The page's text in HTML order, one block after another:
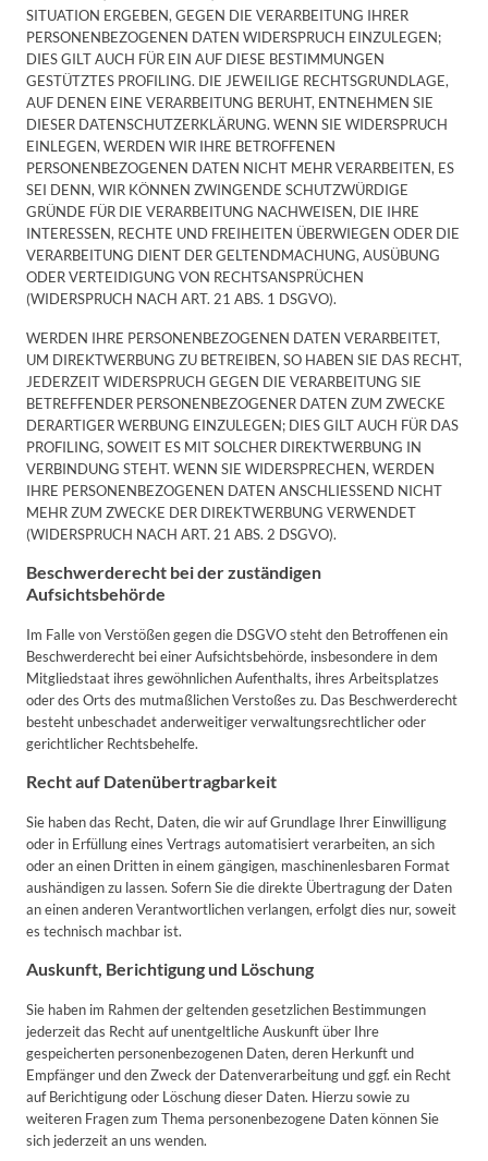
SITUATION ERGEBEN, GEGEN DIE VERARBEITUNG IHRER
PERSONENBEZOGENEN DATEN WIDERSPRUCH EINZULEGEN;
DIES GILT AUCH FÜR EIN AUF DIESE BESTIMMUNGEN
GESTÜTZTES PROFILING. DIE JEWEILIGE RECHTSGRUNDLAGE,
AUF DENEN EINE VERARBEITUNG BERUHT, ENTNEHMEN SIE
DIESER DATENSCHUTZERKLÄRUNG. WENN SIE WIDERSPRUCH
EINLEGEN, WERDEN WIR IHRE BETROFFENEN
PERSONENBEZOGENEN DATEN NICHT MEHR VERARBEITEN, ES
SEI DENN, WIR KÖNNEN ZWINGENDE SCHUTZWÜRDIGE
GRÜNDE FÜR DIE VERARBEITUNG NACHWEISEN, DIE IHRE
INTERESSEN, RECHTE UND FREIHEITEN ÜBERWIEGEN ODER DIE
VERARBEITUNG DIENT DER GELTENDMACHUNG, AUSÜBUNG
ODER VERTEIDIGUNG VON RECHTSANSPRÜCHEN
(WIDERSPRUCH NACH ART. 21 ABS. 1 DSGVO).
WERDEN IHRE PERSONENBEZOGENEN DATEN VERARBEITET,
UM DIREKTWERBUNG ZU BETREIBEN, SO HABEN SIE DAS RECHT,
JEDERZEIT WIDERSPRUCH GEGEN DIE VERARBEITUNG SIE
BETREFFENDER PERSONENBEZOGENER DATEN ZUM ZWECKE
DERARTIGER WERBUNG EINZULEGEN; DIES GILT AUCH FÜR DAS
PROFILING, SOWEIT ES MIT SOLCHER DIREKTWERBUNG IN
VERBINDUNG STEHT. WENN SIE WIDERSPRECHEN, WERDEN
IHRE PERSONENBEZOGENEN DATEN ANSCHLIESSEND NICHT
MEHR ZUM ZWECKE DER DIREKTWERBUNG VERWENDET
(WIDERSPRUCH NACH ART. 21 ABS. 2 DSGVO).
Beschwerderecht bei der zuständigen
Aufsichtsbehörde
Im Falle von Verstößen gegen die DSGVO steht den Betroffenen ein
Beschwerderecht bei einer Aufsichtsbehörde, insbesondere in dem
Mitgliedstaat ihres gewöhnlichen Aufenthalts, ihres Arbeitsplatzes
oder des Orts des mutmaßlichen Verstoßes zu. Das Beschwerderecht
besteht unbeschadet anderweitiger verwaltungsrechtlicher oder
gerichtlicher Rechtsbehelfe.
Recht auf Datenübertragbarkeit
Sie haben das Recht, Daten, die wir auf Grundlage Ihrer Einwilligung
oder in Erfüllung eines Vertrags automatisiert verarbeiten, an sich
oder an einen Dritten in einem gängigen, maschinenlesbaren Format
aushändigen zu lassen. Sofern Sie die direkte Übertragung der Daten
an einen anderen Verantwortlichen verlangen, erfolgt dies nur, soweit
es technisch machbar ist.
Auskunft, Berichtigung und Löschung
Sie haben im Rahmen der geltenden gesetzlichen Bestimmungen
jederzeit das Recht auf unentgeltliche Auskunft über Ihre
gespeicherten personenbezogenen Daten, deren Herkunft und
Empfänger und den Zweck der Datenverarbeitung und ggf. ein Recht
auf Berichtigung oder Löschung dieser Daten. Hierzu sowie zu
weiteren Fragen zum Thema personenbezogene Daten können Sie
sich jederzeit an uns wenden.